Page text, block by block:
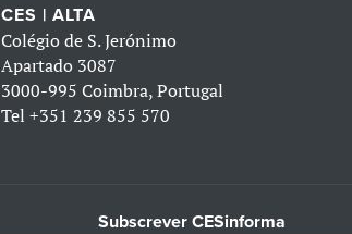
CES | ALTA
Colégio de S. Jerónimo
Apartado 3087
3000-995 Coimbra, Portugal
Tel+351 239 855 570
Subscrever CESinforma